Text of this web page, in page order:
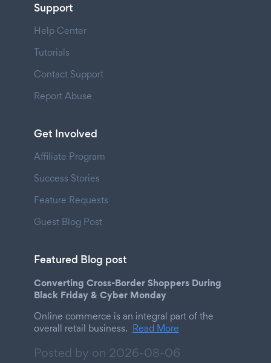
Support
Help Center
Tutorials
Contact Support
Report Abuse
Get Involved
Affiliate Program
Success Stories
Feature Requests
Guest Blog Post
Featured Blog post
Converting Cross-Border Shoppers During
Black Friday & Cyber Monday
Online commerce is an integral part of the
overall retail business. Read More
Posted by on 2026-08-06